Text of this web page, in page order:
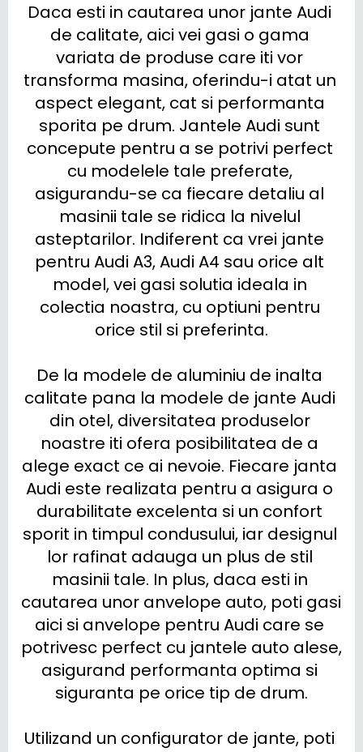
Daca esti in cautarea unor jante Audi
de calitate, aici vei gasi o gama
variata de produse care iti vor
transforma masina, oferindu-i atat un
aspect elegant, cat si performanta
sporita pe drum. Jantele Audi sunt
concepute pentru a se potrivi perfect
cu modelele tale preferate,
asigurandu-se ca fiecare detaliu al
masinii tale se ridica la nivelul
asteptarilor. Indiferent ca vrei jante
pentru Audi A3, Audi A4 sau orice alt
model, vei gasi solutia ideala in
colectia noastra, cu optiuni pentru
orice stil si preferinta.
De la modele de aluminiu de inalta
calitate pana la modele de jante Audi
din otel, diversitatea produselor
noastre iti ofera posibilitatea de a
alege exact ce ai nevoie. Fiecare janta
Audi este realizata pentru a asigura o
durabilitate excelenta si un confort
sporit in timpul condusului, iar designul
lor rafinat adauga un plus de stil
masinii tale. In plus, daca esti in
cautarea unor anvelope auto, poti gasi
aici si anvelope pentru Audi care se
potrivesc perfect cu jantele auto alese,
asigurand performanta optima si
siguranta pe orice tip de drum.
Utilizand un configurator de jante, poti